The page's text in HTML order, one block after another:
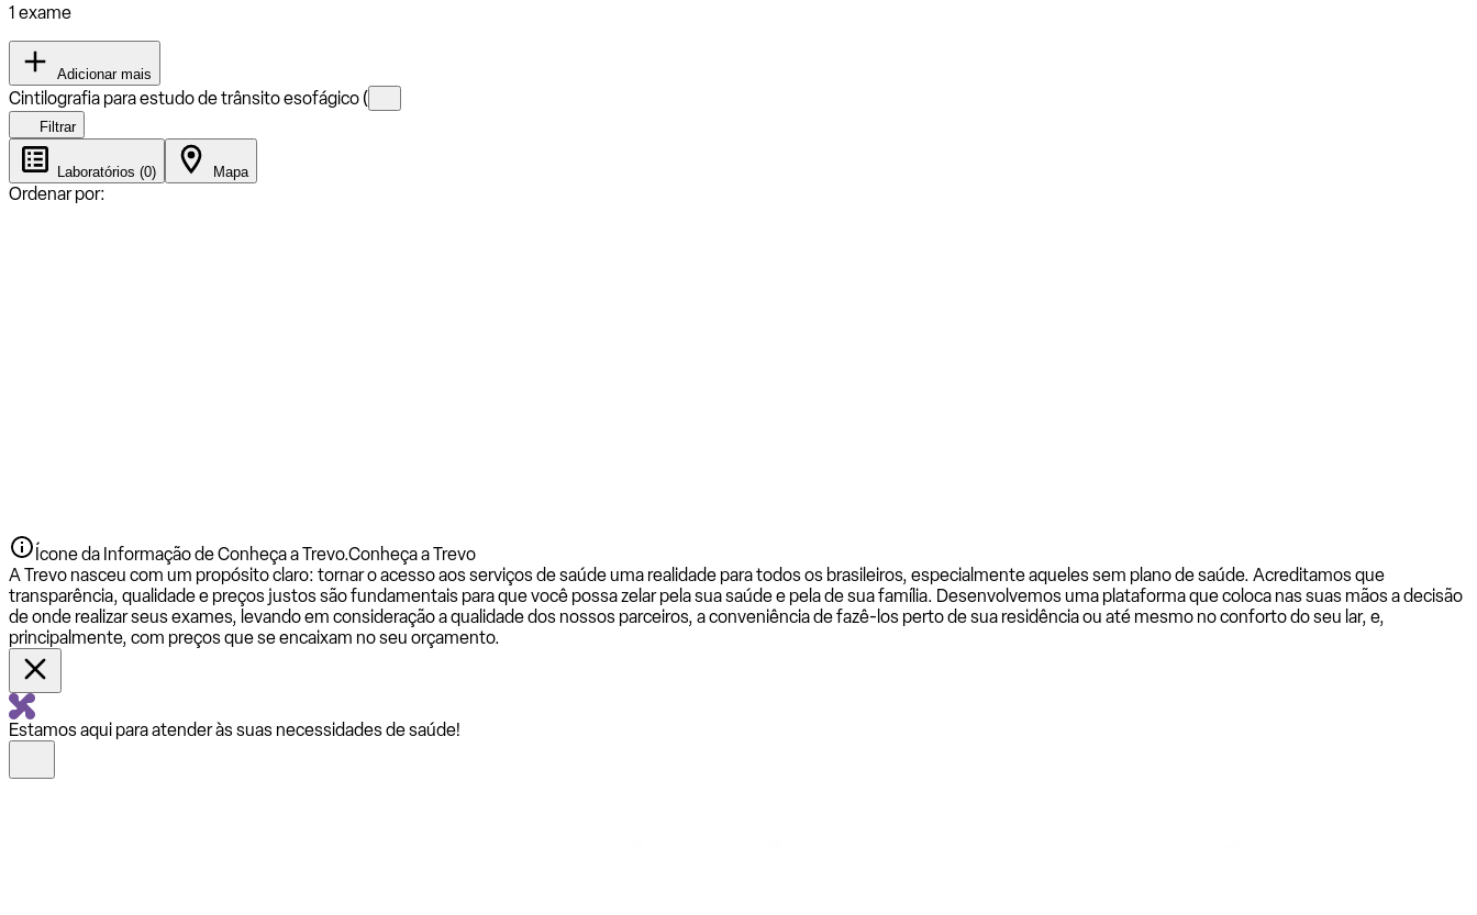
1 exame
Adicionar mais
Cintilografia para estudo de trânsito esofágico (
Filtrar
Laboratórios (0) Mapa
Ordenar por:
Ícone da Informação de Conheça a Trevo.Conheça a Trevo
A Trevo nasceu com um propósito claro: tornar o acesso aos serviços de saúde uma realidade para todos os brasileiros, especialmente aqueles sem plano de saúde. Acreditamos que
transparência, qualidade e preços justos são fundamentais para que você possa zelar pela sua saúde e pela de sua família. Desenvolvemos uma plataforma que coloca nas suas mãos a decisão
de onde realizar seus exames, levando em consideração a qualidade dos nossos parceiros, a conveniência de fazê-los perto de sua residência ou até mesmo no conforto do seu lar, e,
principalmente, com preços que se encaixam no seu orçamento.
Estamos aqui para atender às suas necessidades de saúde!